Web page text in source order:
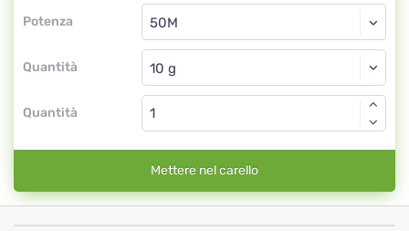
Potenza
Globuli
50M
Quantità
Globuli
Quantità
Mettere nel carello